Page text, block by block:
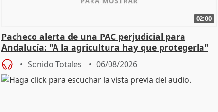
02:00
Pacheco alerta de una PAC perjudicial para
Andalucía: "A la agricultura hay que protegerla"
Sonido Totales 06/08/2026